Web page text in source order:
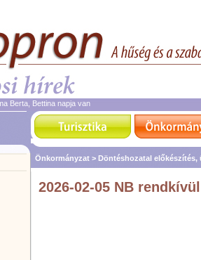
Berta, Bettina napja van
Önkormányzat > Döntéshozatal előkészítés,
2026-02-05 NB